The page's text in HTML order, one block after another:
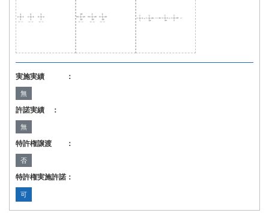
実施実績 ：
無
許諾実績 ：
無
特許権譲渡 ：
否
特許権実施許諾：
可